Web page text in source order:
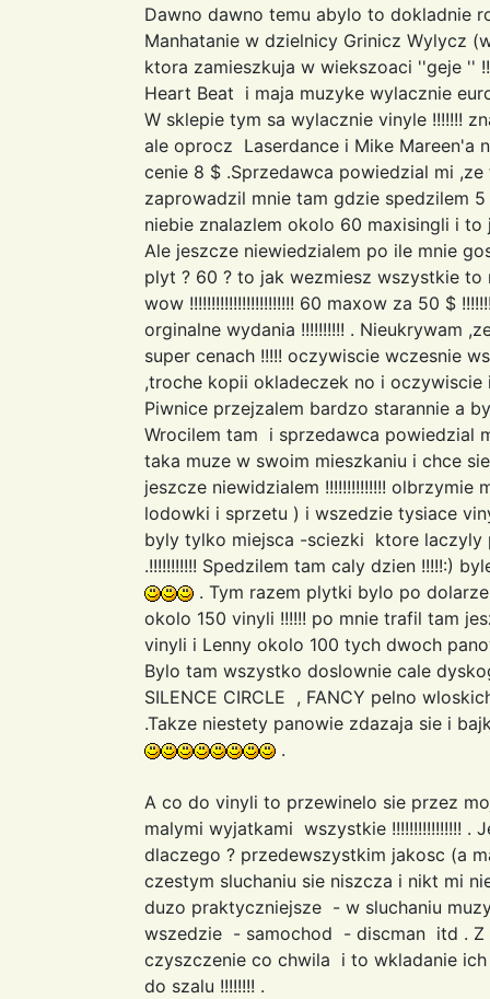
Dawno dawno temu abylo to dokladnie
Manhatanie w dzielnicy Grinicz Wylycz
ktora zamieszkuja w wiekszoaci ''geje ''
Heart Beat i maja muzyke wylacznie
W sklepie tym sa wylacznie vinyle !!!!!!!
ale oprocz Laserdance i Mike Mareen'a
cenie 8 $ .Sprzedawca powiedzial mi
zaprowadzil mnie tam gdzie spedzilem
niebie znalazlem okolo 60 maxisingli i to
Ale jeszcze niewiedzialem po ile mnie
plyt ? 60 ? to jak wezmiesz wszystkie to
wow !!!!!!!!!!!!!!!!!!!!!!!! 60 maxow za 50 $
orginalne wydania !!!!!!!!!! . Nieukrywam
super cenach !!!!! oczywiscie wczesnie
,troche kopii okladeczek no i oczywiscie
Piwnice przejzalem bardzo starannie a
Wrocilem tam i sprzedawca powiedzial
taka muze w swoim mieszkaniu i chce
jeszcze niewidzialem !!!!!!!!!!!!!!
lodowki i sprzetu ) i wszedzie tysiace
byly tylko miejsca -sciezki ktore laczyly
.!!!!!!!!!!! Spedzilem tam caly dzien !!!!!:)
. Tym razem plytki bylo po dolarze
okolo 150 vinyli !!!!!! po mnie trafil tam
vinyli i Lenny okolo 100 tych dwoch
Bylo tam wszystko doslownie cale
SILENCE CIRCLE , FANCY pelno
.Takze niestety panowie zdazaja sie i
.
A co do vinyli to przewinelo sie przez
malymi wyjatkami wszystkie !!!!!!!!!!!!!!!! .
dlaczego ? przedewszystkim jakosc (a
czestym sluchaniu sie niszcza i nikt mi
duzo praktyczniejsze - w sluchaniu
wszedzie - samochod - discman itd . Z
czyszczenie co chwila i to wkladanie
do szalu !!!!!!!! .